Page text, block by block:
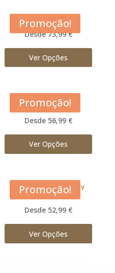
Promoção!
Acana Grasslands
Desde 73,99 €
Ver Opções
Promoção!
Acana Light and Fit
Desde 56,99 €
Ver Opções
Promoção!
Acana Prairie Poultry
Desde 52,99 €
Ver Opções